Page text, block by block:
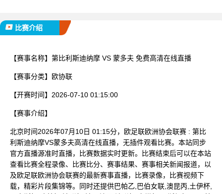
比赛介绍
【赛事名称】 第比利斯迪纳摩 VS 蒙多夫 免费高清在线直播
【赛事分类】 欧协联
【开赛时间】 2026-07-10 01:15:00
【赛事介绍】
北京时间2026年07月10日 01:15分，欧足联欧洲协会联赛 : 第比
利斯迪纳摩VS蒙多夫高清在线直播，无插件观看比赛。本站同步
官方直播源准时直播，比赛数据实时更新。比赛结束后可以在本站
查看比赛全程录像、比赛比分、赛事结果、赛事相关新闻报道，以
及欧足联欧洲协会联赛的最新赛事直播，比赛录像，比赛视频下
载，精彩片段集锦等。同时还提供巴帕乙,巴伯女联,澳昆丙,土伊杯,